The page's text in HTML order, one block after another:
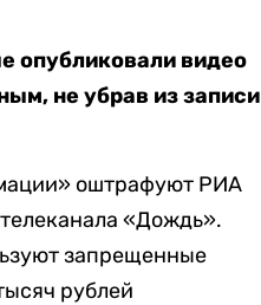
опубликовали видео
не убрав из записи
оштрафуют РИА
«Дождь».
запрещенные
рублей